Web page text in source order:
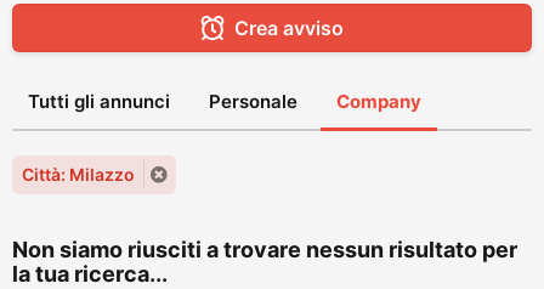
Crea avviso
Tutti gli annunci Personale Company
Città: Milazzo
Non siamo riusciti a trovare nessun risultato per
la tua ricerca...